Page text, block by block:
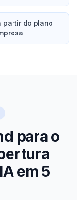
partir do plano
para o
em 5